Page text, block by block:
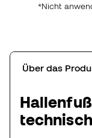
*Nicht
Über das